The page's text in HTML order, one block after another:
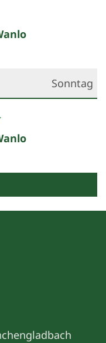
Sonntag